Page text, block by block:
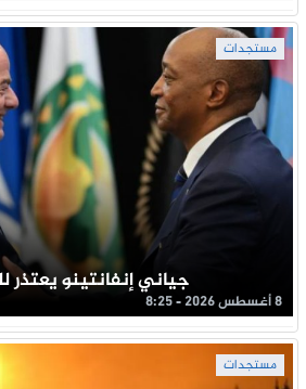
مستجدات
جياني إنفانتينو يعتذر
8 أغسطس 2026 - 8:25
مستجدات